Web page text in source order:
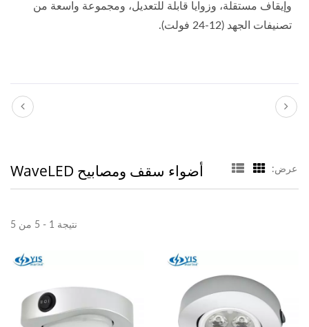
وإيقاف مستقلة، وزوايا قابلة للتعديل، ومجموعة واسعة من
تصنيفات الجهد (12-24 فولت).
أضواء سقف ومصابيح WaveLED عرض:
نتيجة 1 - 5 من 5